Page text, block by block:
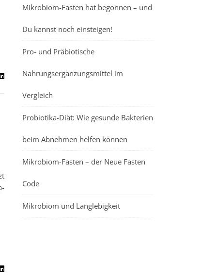
Mikrobiom-Fasten hat begonnen – und
Du kannst noch einsteigen!
Pro- und Präbiotische
Nahrungsergänzungsmittel im
Vergleich
Probiotika-Diät: Wie gesunde Bakterien
beim Abnehmen helfen können
Mikrobiom-Fasten – der Neue Fasten
Code
Mikrobiom und Langlebigkeit